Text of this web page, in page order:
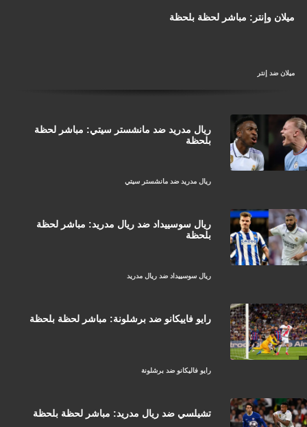
ميلان ضد إنتر
ميلان وإنتر: مباشر لحظة بلحظة
ريال مدريد ضد مانشستر سيتي
ريال مدريد ضد مانشستر سيتي: مباشر لحظة
بلحظة
ريال سوسييداد ضد ريال مدريد
ريال سوسييداد ضد ريال مدريد: مباشر لحظة
بلحظة
رايو فاليكانو ضد برشلونة
رايو فاييكانو ضد برشلونة: مباشر لحظة بلحظة
تشيلسي ضد ريال مدريد: مباشر لحظة بلحظة